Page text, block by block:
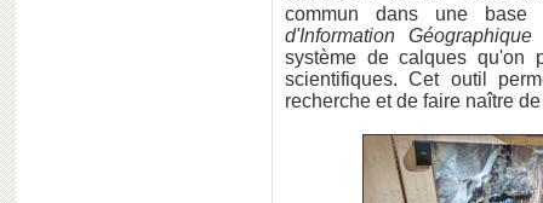
commun dans une
d'Information Géographique
système de calques qu'on
scientifiques. Cet outil
recherche et de faire naître